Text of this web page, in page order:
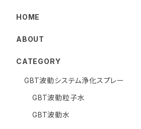
HOME
ABOUT
CATEGORY
GBT波動システム浄化スプレー
GBT波動粒子水
GBT波動水